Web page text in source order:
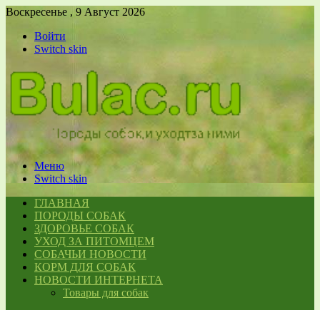
Воскресенье , 9 Август 2026
Войти
Switch skin
Меню
Switch skin
ГЛАВНАЯ
ПОРОДЫ СОБАК
ЗДОРОВЬЕ СОБАК
УХОД ЗА ПИТОМЦЕМ
СОБАЧЬИ НОВОСТИ
КОРМ ДЛЯ СОБАК
НОВОСТИ ИНТЕРНЕТА
Товары для собак